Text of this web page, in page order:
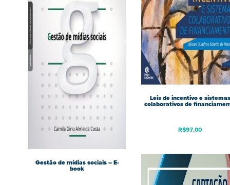
Gestão de mídias sociais – E-
book
Leis de incentivo e sistemas
colaborativos de
R$97,00